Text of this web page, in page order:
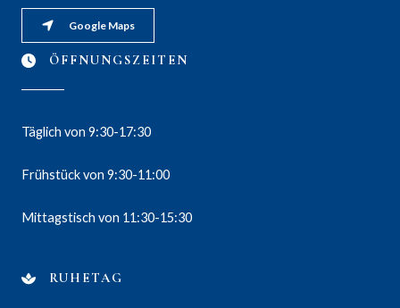
Google Maps
ÖFFNUNGSZEITEN
Täglich von 9:30-17:30
Frühstück von 9:30-11:00
Mittagstisch von 11:30-15:30
RUHETAG